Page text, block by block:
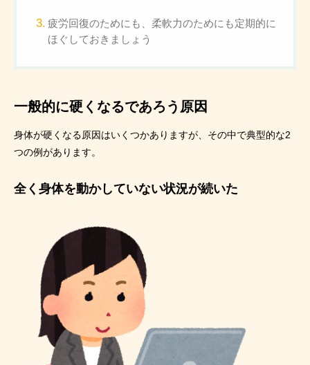
疲労回復のためにも、柔軟力のためにも定期的に
ほぐしておきましょう
一般的に硬くなるであろう原因
身体が硬くなる原因はいくつかありますが、その中で典型的な2
つの例があります。
全く身体を動かしていない状況が続いた